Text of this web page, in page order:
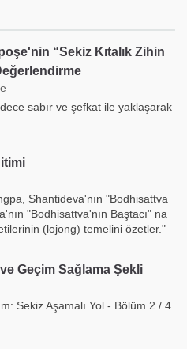
“Sekiz Kıtalık Zihin
sabır ve şefkat ile yaklaşarak
Shantideva'nın "Bodhisattva
"Bodhisattva'nın Baştacı" na
(lojong) temelini özetler."
Geçim Sağlama Şekli
Sekiz Aşamalı Yol - Bölüm 2 / 4